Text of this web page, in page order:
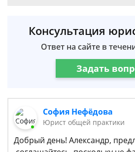
Консультация
Ответ на сайте в
Задать
София Нефёдова
Юрист общей практики
Добрый день! Александр,